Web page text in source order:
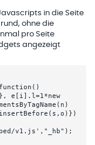
in die Seite
ohne die
pro Seite
angezeigt
e[i].l=1*new
v1.js',"_hb");